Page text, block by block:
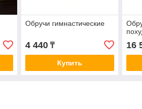
Обручи гимнастические
4 440₸
Купить
16